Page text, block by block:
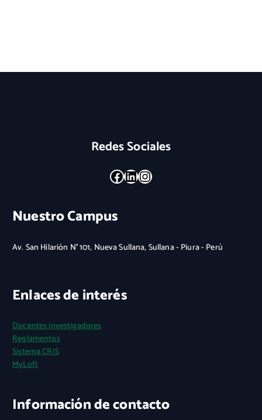
Redes Sociales
Facebook LinkedIn Instagram
Nuestro Campus
Av. San Hilarión N° 101, Nueva Sullana, Sullana - Piura - Perú
Enlaces de interés
Docentes investigadores
Reglamentos
Sistema CRIS
MyLoft
Información de contacto